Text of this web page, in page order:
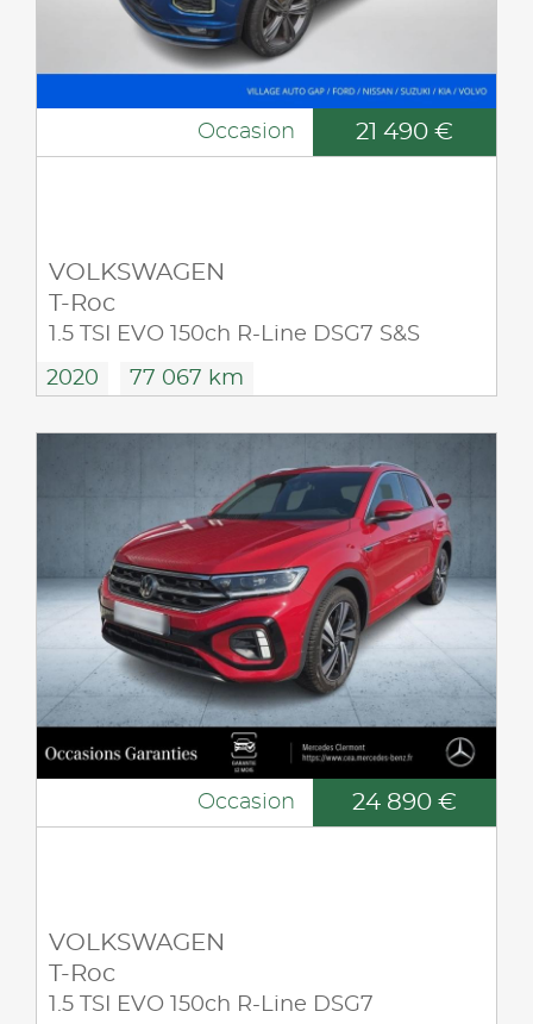
Occasion 21 490 €
VOLKSWAGEN
T-Roc
1.5 TSI EVO 150ch R-Line DSG7 S&S
2020 77 067 km
Occasion 24 890 €
VOLKSWAGEN
T-Roc
1.5 TSI EVO 150ch R-Line DSG7